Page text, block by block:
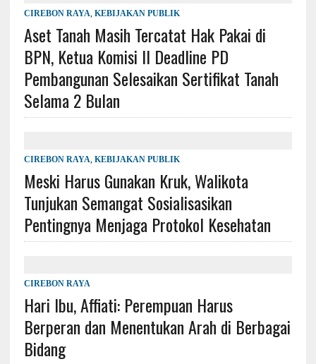
CIREBON RAYA KEBIJAKAN PUBLIK
Aset Tanah Masih Tercatat Hak Pakai di
BPN, Ketua Komisi II Deadline PD
Pembangunan Selesaikan Sertifikat Tanah
Selama 2 Bulan
CIREBON RAYA KEBIJAKAN PUBLIK
Meski Harus Gunakan Kruk, Walikota
Tunjukan Semangat Sosialisasikan
Pentingnya Menjaga Protokol Kesehatan
CIREBON RAYA
Hari Ibu, Affiati: Perempuan Harus
Berperan dan Menentukan Arah di Berbagai
Bidang